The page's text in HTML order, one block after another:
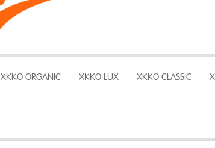
XKKO ORGANIC XKKO LUX XKKO CLASSIC